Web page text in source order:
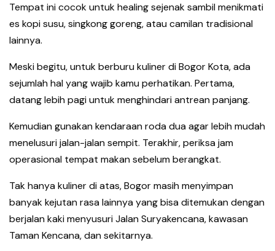
Tempat ini cocok untuk healing sejenak sambil menikmati
es kopi susu, singkong goreng, atau camilan tradisional
lainnya.
Meski begitu, untuk berburu kuliner di Bogor Kota, ada
sejumlah hal yang wajib kamu perhatikan. Pertama,
datang lebih pagi untuk menghindari antrean panjang.
Kemudian gunakan kendaraan roda dua agar lebih mudah
menelusuri jalan-jalan sempit. Terakhir, periksa jam
operasional tempat makan sebelum berangkat.
Tak hanya kuliner di atas, Bogor masih menyimpan
banyak kejutan rasa lainnya yang bisa ditemukan dengan
berjalan kaki menyusuri Jalan Suryakencana, kawasan
Taman Kencana, dan sekitarnya.